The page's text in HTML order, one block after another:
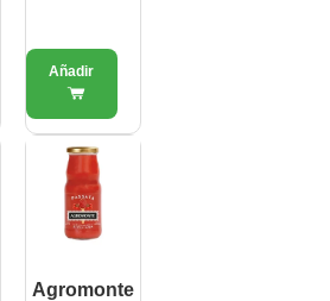
Agromonte